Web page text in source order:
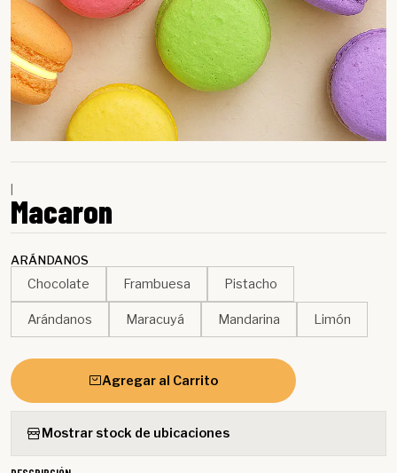
Macaron
ARÁNDANOS
Chocolate Frambuesa Pistacho
Arándanos Maracuyá Mandarina Limón
Agregar al Carrito
Mostrar stock de ubicaciones